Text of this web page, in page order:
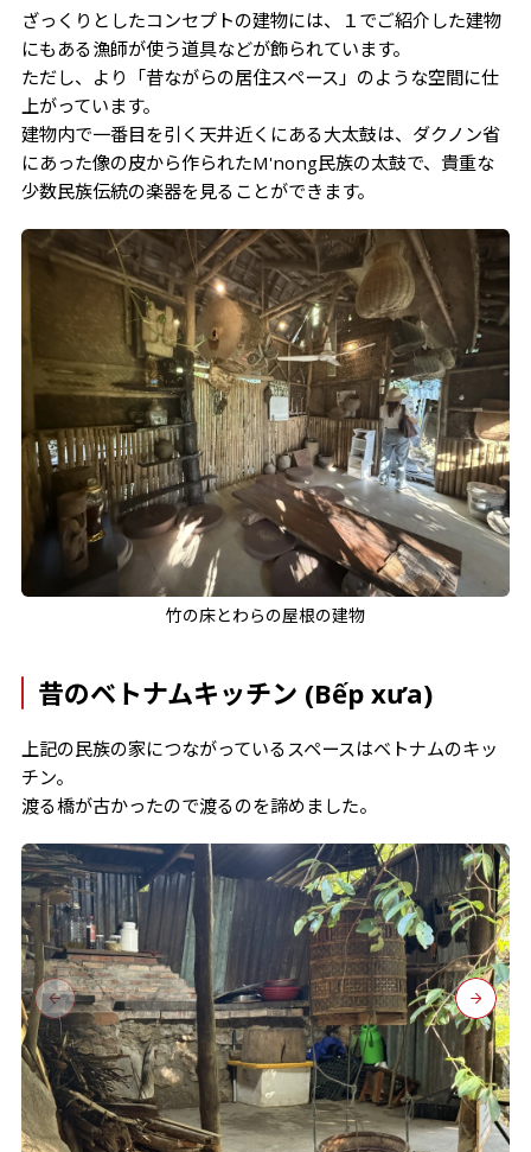
ざっくりとしたコンセプトの建物には、１でご紹介した建物
にもある漁師が使う道具などが飾られています。
ただし、より「昔ながらの居住スペース」のような空間に仕
上がっています。
建物内で一番目を引く天井近くにある大太鼓は、ダクノン省
にあった像の皮から作られたM'nong民族の太鼓で、貴重な
少数民族伝統の楽器を見ることができます。
竹の床とわらの屋根の建物
昔のベトナムキッチン (Bếp xưa)
上記の民族の家につながっているスペースはベトナムのキッ
チン。
渡る橋が古かったので渡るのを諦めました。